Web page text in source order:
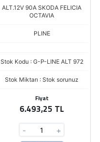
ALT.12V 90A SKODA FELICIA
OCTAVIA
PLINE
Stok Kodu : G-P-LINE ALT 972
Stok Miktarı : Stok sorunuz
Fiyat
6.493,25 TL
- +